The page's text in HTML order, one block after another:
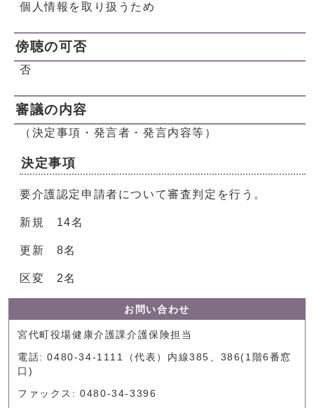
個人情報を取り扱うため
傍聴の可否
否
審議の内容
（決定事項・発言者・発言内容等）
決定事項
要介護認定申請者について審査判定を行う。
新規 14名
更新 8名
区変 2名
お問い合わせ
宮代町役場健康介護課介護保険担当
電話: 0480-34-1111（代表）内線385、386(1階6番窓
口)
ファックス: 0480-34-3396